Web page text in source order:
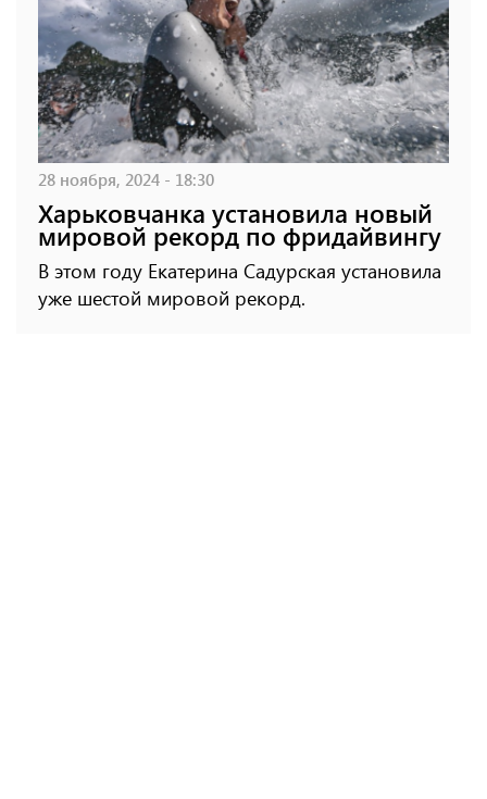
28 ноября, 2024 - 18:30
Харьковчанка установила новый
мировой рекорд по фридайвингу
В этом году Екатерина Садурская установила
уже шестой мировой рекорд.